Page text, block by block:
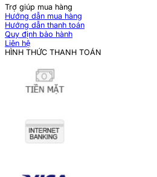
Trợ giúp mua hàng
Hướng dẫn mua hàng
Hướng dẫn thanh toán
Quy định bảo hành
Liên hệ
HÌNH THỨC THANH TOÁN